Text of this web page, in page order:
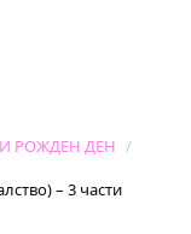
РОЖДЕН ДЕН
– 3 части